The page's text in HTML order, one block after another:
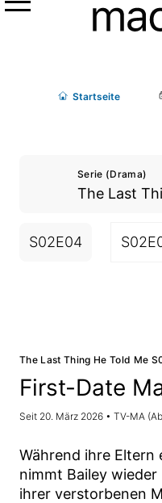
Menü
Startseite
Serie (Drama)
The Last
S02E04
The Last Thing He Told Me
First-Date
Seit 20. März 2026 • TV-MA
Während ihre Eltern
nimmt Bailey
ihrer verstorbenen